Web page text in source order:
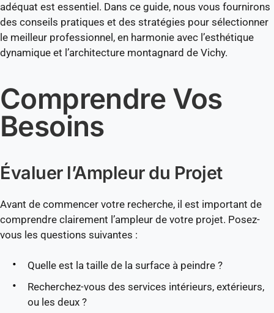
adéquat est essentiel. Dans ce guide, nous vous fournirons
des conseils pratiques et des stratégies pour sélectionner
le meilleur professionnel, en harmonie avec l’esthétique
dynamique et l’architecture montagnard de Vichy.
Comprendre Vos
Besoins
Évaluer l’Ampleur du Projet
Avant de commencer votre recherche, il est important de
comprendre clairement l’ampleur de votre projet. Posez-
vous les questions suivantes :
Quelle est la taille de la surface à peindre ?
Recherchez-vous des services intérieurs, extérieurs,
ou les deux ?